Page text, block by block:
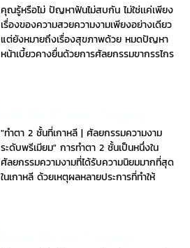
คุณรู้หรือไม่ ปัญหาฟันไม่สบกัน ไม่ใช่เเค่เพียง
เรื่องของความสวยความงามเพียงอย่างเดียว
แต่ยังหมายถึงเรื่องสุขภาพด้วย หมดปัญหา
หน้าเบี้ยวคางยื่นด้วยการศัลยกรรมขากรรไกร
"ทำตา 2 ชั้นที่เกาหลี | ศัลยกรรมความงาม
ระดับพรีเมียม" การทำตา 2 ชั้นเป็นหนึ่งใน
ศัลยกรรมความงามที่ได้รับความนิยมมากที่สุด
ในเกาหลี ด้วยเหตุผลหลายประการที่ทำให้